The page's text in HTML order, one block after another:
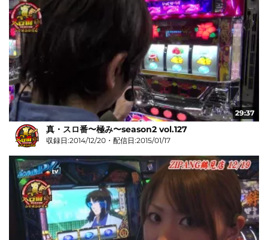
29:37
真・スロ番〜極み〜season2 vol.127
収録日:2014/12/20・配信日:2015/01/17